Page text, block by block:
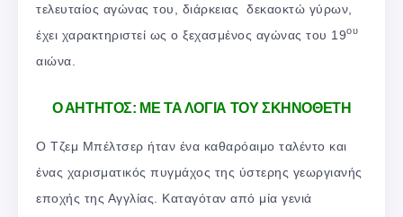
τελευταίος αγώνας του, διάρκειας δεκαοκτώ γύρων,
έχει χαρακτηριστεί ως ο ξεχασμένος αγώνας του 19ου
αιώνα.
Ο ΑΗΤΗΤΟΣ: ΜΕ ΤΑ ΛΟΓΙΑ ΤΟΥ ΣΚΗΝΟΘΕΤΗ
Ο Τζεμ Μπέλτσερ ήταν ένα καθαρόαιμο ταλέντο και
ένας χαρισματικός πυγμάχος της ύστερης γεωργιανής
εποχής της Αγγλίας. Καταγόταν από μία γενιά